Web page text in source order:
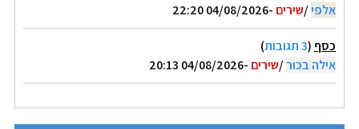
אלפי/שירים -04/08/2026 22:20
כסף (3 תגובות
)
אילה בכור/שירים -04/08/2026 20:13